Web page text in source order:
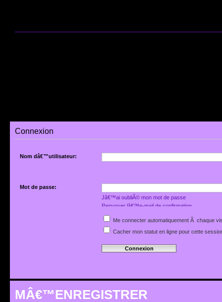
Connexion
Nom dâ€™utilisateur:
Mot de passe:
Jâ€™ai oubliÃ© mon mot de passe
Renvoyer lâ€™e-mail de confirmation
Me connecter automatiquement Ã chaque
Cacher mon statut en ligne pour cette
MÂ€™ENREGISTRER